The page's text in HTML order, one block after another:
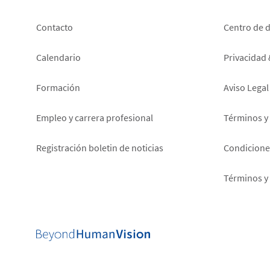
Footer
left
Contacto
Calendario
Formación
Empleo y carrera profesional
Registración boletin de noticias
right
Centro de
Privacidad
Aviso Legal
Términos
Términos